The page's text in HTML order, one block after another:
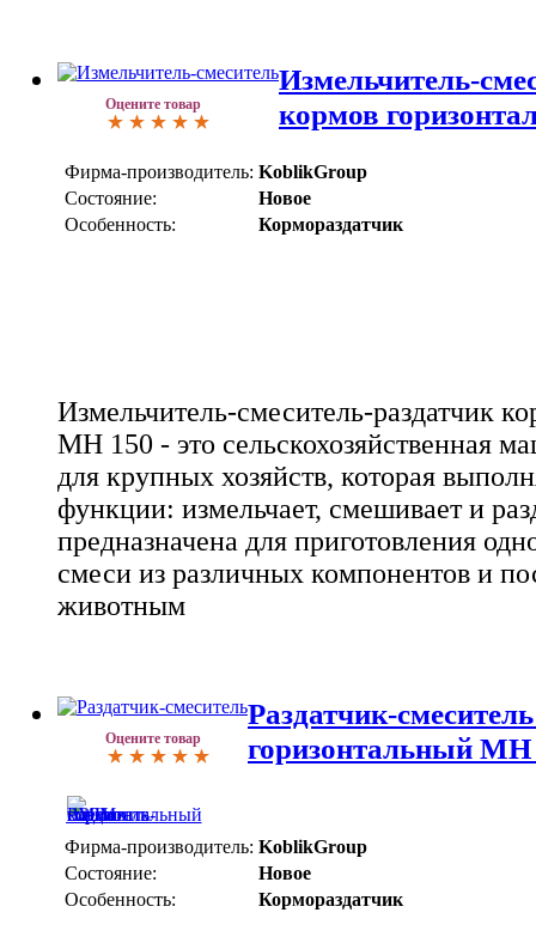
Оцените товар
Измельчитель-
кормов
Фирма-производитель: KoblikGroup
Состояние:
Новое
Особенность:
Кормораздатчик
Измельчитель-смеситель-раздатчик
MH 150 - это сельскохозяйственная
для крупных хозяйств, которая
функции: измельчает, смешивает и
предназначена для приготовления
смеси из различных компонентов и
животным
Оцените товар
Раздатчик-
горизонтальный
Фирма-производитель: KoblikGroup
Состояние:
Новое
Особенность:
Кормораздатчик